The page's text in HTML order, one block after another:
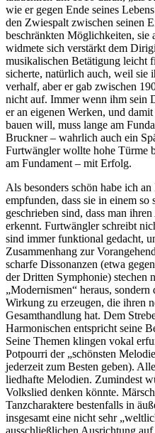
wie er gegen Ende seines
den Zwiespalt zwischen seinen
beschränkten Möglichkeiten, sie
widmete sich verstärkt dem
musikalischen Betätigung leicht
sicherte, natürlich auch, weil sie
verhalf, aber er gab zwischen
nicht auf. Immer wenn ihm sein
er an eigenen Werken, und
bauen will, muss lange am
Bruckner – wahrlich auch ein
Furtwängler wollte hohe Türme
am Fundament – mit Erfolg.
Als besonders schön habe ich
empfunden, dass sie in einem
geschrieben sind, dass man
erkennt. Furtwängler schreibt
sind immer funktional gedacht,
Zusammenhang zur
scharfe Dissonanzen (etwa
der Dritten Symphonie) stechen
„Modernismen“ heraus,
Wirkung zu erzeugen, die ihren
Gesamthandlung hat. Dem
Harmonischen entspricht seine
Seine Themen klingen vokal
Potpourri der „schönsten
jederzeit zum Besten geben).
liedhafte Melodien. Zumindest
Volkslied denken könnte.
Tanzcharaktere bestenfalls in
insgesamt eine nicht sehr
ausschließlichen Ausrichtung